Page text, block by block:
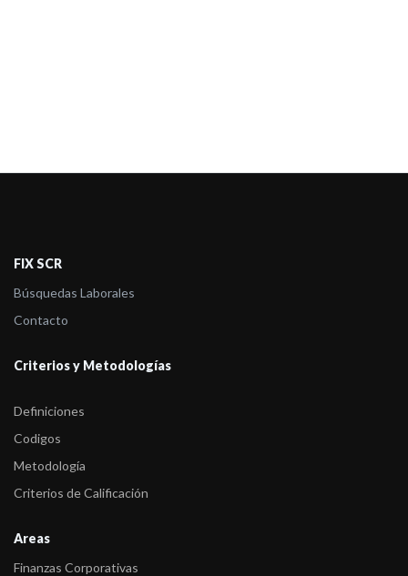
FIX SCR
Búsquedas Laborales
Contacto
Criterios y Metodologías
Definiciones
Codigos
Metodología
Criterios de Calificación
Areas
Finanzas Corporativas